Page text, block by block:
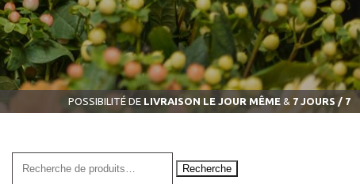
POSSIBILITÉ DE LIVRAISON LE JOUR MÊME& 7 JOURS / 7
Recherche